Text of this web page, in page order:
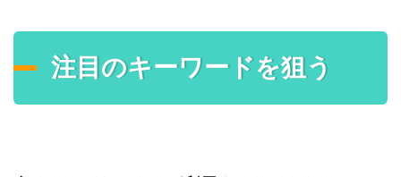
注目のキーワードを狙う